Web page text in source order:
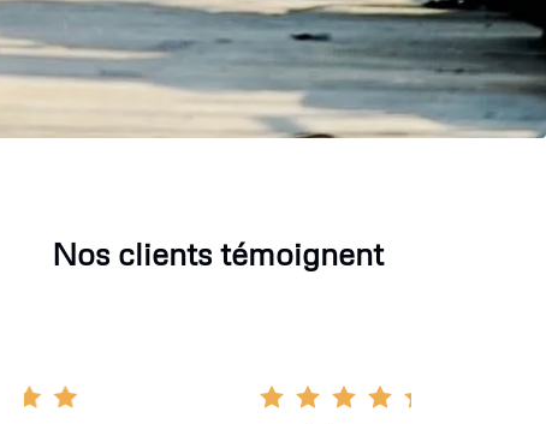
Nos clients témoignent